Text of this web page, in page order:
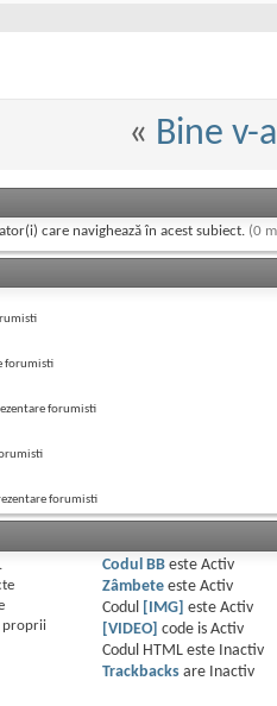
« Bine v-
care navighează în acest subiect. (0
forumisti
forumisti
forumisti
proprii
Codul BBeste Activ
Zâmbeteeste Activ
Codul
[IMG] este Activ
[VIDEO]
code is Activ
Codul HTML este
Inactiv
Trackbacksare
Inactiv